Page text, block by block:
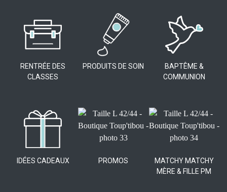
RENTRÉE DES
CLASSES
PRODUITS DE SOIN
BAPTÊME &
COMMUNION
IDÉES CADEAUX PROMOS
MATCHY MATCHY
MÈRE & FILLE PM